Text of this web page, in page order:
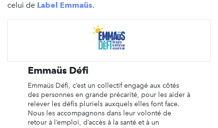
celui de Label Emmaüs.
Emmaüs Défi
Emmaüs Défi, c’est un collectif engagé aux côtés
des personnes en grande précarité, pour les aider à
relever les défis pluriels auxquels elles font face.
Nous les accompagnons dans leur volonté de
retour à l’emploi, d’accès à la santé et à un